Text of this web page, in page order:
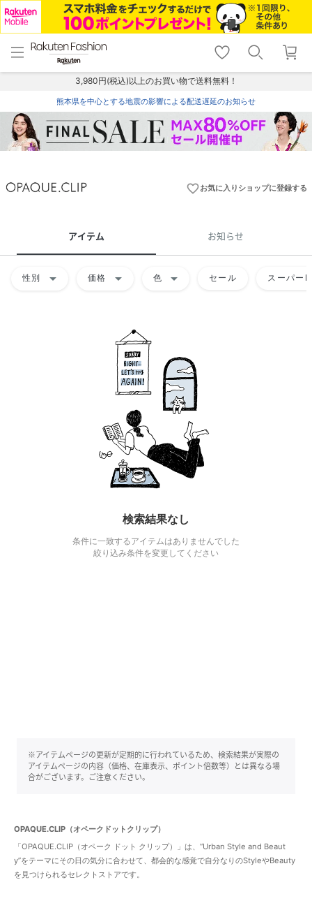
menu home
トップ
shopping_cart lock_outline
ログイン
3,980円(税込)以上のお買い物で送料無料！
熊本県を中心とする地震の影響による配送遅延のお知らせ
favorite_borderお気に入りショップに登録する
アイテム お知らせ
性別 arrow_drop_down 価格 arrow_drop_down 色 arrow_drop_down セール スーパー
検索結果なし
条件に一致するアイテムはありませんでした
絞り込み条件を変更してください
※アイテムページの更新が定期的に行われているため、検索結果が実際の
アイテムページの内容（価格、在庫表示、ポイント倍数等）とは異なる場
合がございます。ご注意ください。
OPAQUE.CLIP（オペークドットクリップ）
「OPAQUE.CLIP（オペーク ドット クリップ）」は、“Urban Style and Beaut
y”をテーマにその日の気分に合わせて、都会的な感覚で自分なりのStyleやBeauty
を見つけられるセレクトストアです。